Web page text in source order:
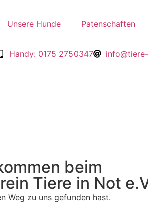
Unsere Hunde Patenschaften
Handy: 0175 2750347
beim
Tiere in Not
Weg zu uns gefunden hast.